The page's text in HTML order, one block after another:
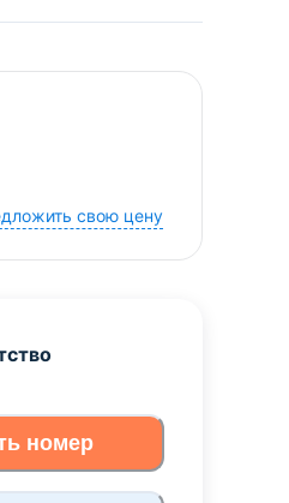
свою цену
номер